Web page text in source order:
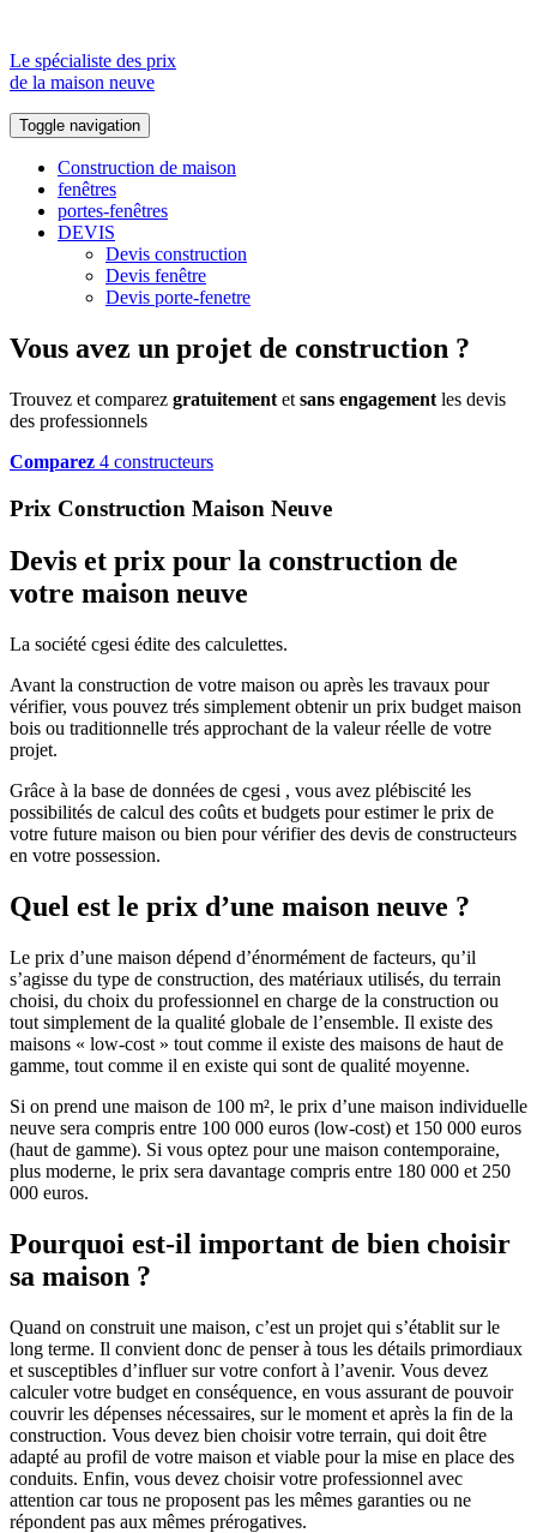
Le spécialiste des prix
de la maison neuve
Toggle navigation
Construction de maison
fenêtres
portes-fenêtres
DEVIS
Devis construction
Devis fenêtre
Devis porte-fenetre
Vous avez un projet de construction ?
Trouvez et comparez gratuitement et sans engagement les devis
des professionnels
Comparez 4 constructeurs
Prix Construction Maison Neuve
Devis et prix pour la construction de
votre maison neuve
La société cgesi édite des calculettes.
Avant la construction de votre maison ou après les travaux pour
vérifier, vous pouvez trés simplement obtenir un prix budget maison
bois ou traditionnelle trés approchant de la valeur réelle de votre
projet.
Grâce à la base de données de cgesi , vous avez plébiscité les
possibilités de calcul des coûts et budgets pour estimer le prix de
votre future maison ou bien pour vérifier des devis de constructeurs
en votre possession.
Quel est le prix d’une maison neuve ?
Le prix d’une maison dépend d’énormément de facteurs, qu’il
s’agisse du type de construction, des matériaux utilisés, du terrain
choisi, du choix du professionnel en charge de la construction ou
tout simplement de la qualité globale de l’ensemble. Il existe des
maisons « low-cost » tout comme il existe des maisons de haut de
gamme, tout comme il en existe qui sont de qualité moyenne.
Si on prend une maison de 100 m², le prix d’une maison individuelle
neuve sera compris entre 100 000 euros (low-cost) et 150 000 euros
(haut de gamme). Si vous optez pour une maison contemporaine,
plus moderne, le prix sera davantage compris entre 180 000 et 250
000 euros.
Pourquoi est-il important de bien choisir
sa maison ?
Quand on construit une maison, c’est un projet qui s’établit sur le
long terme. Il convient donc de penser à tous les détails primordiaux
et susceptibles d’influer sur votre confort à l’avenir. Vous devez
calculer votre budget en conséquence, en vous assurant de pouvoir
couvrir les dépenses nécessaires, sur le moment et après la fin de la
construction. Vous devez bien choisir votre terrain, qui doit être
adapté au profil de votre maison et viable pour la mise en place des
conduits. Enfin, vous devez choisir votre professionnel avec
attention car tous ne proposent pas les mêmes garanties ou ne
répondent pas aux mêmes prérogatives.